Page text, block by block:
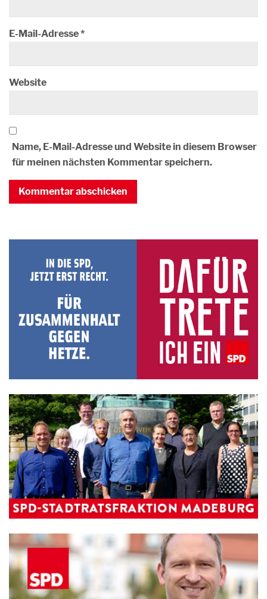
E-Mail-Adresse*
Website
Name, E-Mail-Adresse und Website in diesem Browser
für meinen nächsten Kommentar speichern.